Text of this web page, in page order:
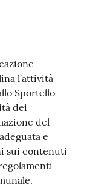
l’attività
Sportello
dei
del
e
sui contenuti